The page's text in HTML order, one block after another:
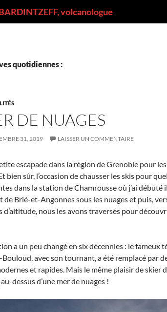
volcanologue
quotidiennes :
DE NUAGES
31, 2019 LAISSER UN COMMENTAIRE
escapade dans la région de Grenoble pour
bien sûr, l’occasion de chausser les skis pour
dans la station de Chamrousse où j’ai débuté
de Brié-et-Angonnes sous les nuages et puis,
d’altitude, nous les avons traversés pour
a un peu changé en six décennies : le fameux
Bouloud, avec son tournant, a été remplacé par
et rapides. Mais le même plaisir de skier
dessus d’une mer de nuages !